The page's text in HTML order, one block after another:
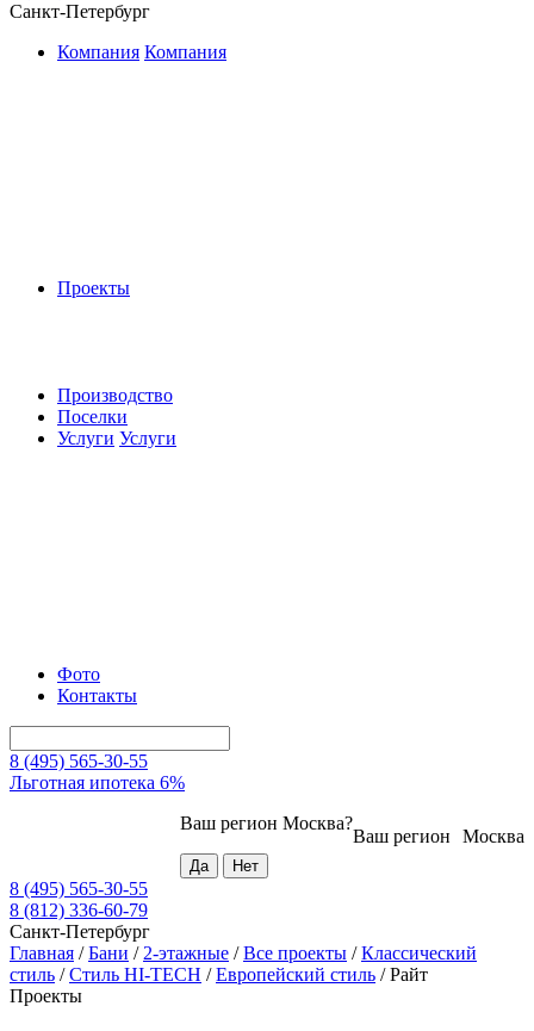
Санкт-Петербург
Компания Компания
Проекты
Производство
Поселки
Услуги Услуги
Фото
Контакты
8 (495) 565-30-55
Льготная ипотека 6%
Москва
Ваш регион
Ваш регион Москва?
8 (495) 565-30-55
8 (812) 336-60-79
Санкт-Петербург
Главная /Бани / 2-этажные /Все проекты /Классический
стиль /Стиль HI-TECH /Европейский стиль /Райт
Проекты